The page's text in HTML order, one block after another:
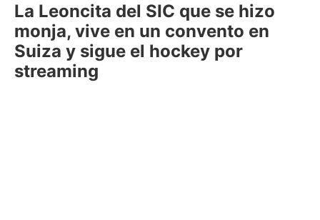
La Leoncita del SIC que se hizo
monja, vive en un convento en
Suiza y sigue el hockey por
streaming